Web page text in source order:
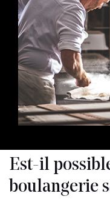
Est-il
boulangerie